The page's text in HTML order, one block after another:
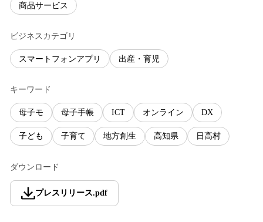
商品サービス
ビジネスカテゴリ
スマートフォンアプリ 出産・育児
キーワード
母子モ 母子手帳 ICT オンライン DX
子ども 子育て 地方創生 高知県 日高村
ダウンロード
プレスリリース.pdf